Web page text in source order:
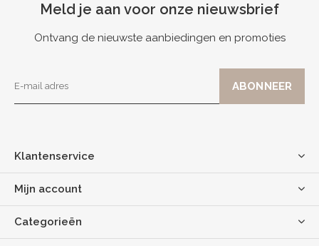
Meld je aan voor onze nieuwsbrief
Ontvang de nieuwste aanbiedingen en promoties
Klantenservice
Mijn account
Categorieën